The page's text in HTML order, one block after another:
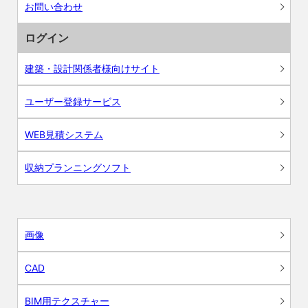
お問い合わせ
ログイン
建築・設計関係者様向けサイト
ユーザー登録サービス
WEB見積システム
収納プランニングソフト
画像
CAD
BIM用テクスチャー